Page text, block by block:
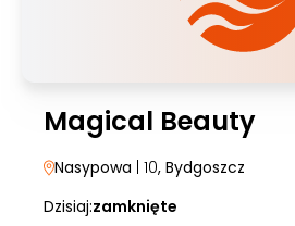
Magical Beauty
Nasypowa | 10, Bydgoszcz
Dzisiaj:zamknięte